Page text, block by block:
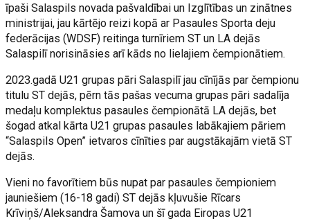
īpaši Salaspils novada pašvaldībai un Izglītības un zinātnes
ministrijai, jau kārtējo reizi kopā ar Pasaules Sporta deju
federācijas (WDSF) reitinga turnīriem ST un LA dejās
Salaspilī norisināsies arī kāds no lielajiem čempionātiem.
2023.gadā U21 grupas pāri Salaspilī jau cīnījās par čempionu
titulu ST dejās, pērn tās pašas vecuma grupas pāri sadalīja
medaļu komplektus pasaules čempionātā LA dejās, bet
šogad atkal kārta U21 grupas pasaules labākajiem pāriem
“Salaspils Open” ietvaros cīnīties par augstākajām vietā ST
dejās.
Vieni no favorītiem būs nupat par pasaules čempioniem
jauniešiem (16-18 gadi) ST dejās kļuvušie Rīcars
Krīviņš/Aleksandra Šamova un šī gada Eiropas U21